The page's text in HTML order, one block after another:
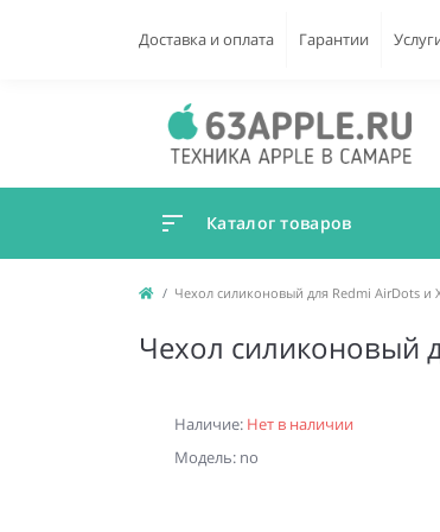
Доставка и оплата Гарантии
Каталог товаров
Чехол силиконовый для Redmi AirDots
Чехол силиконовый
Наличие: Нет в наличии
Модель: no